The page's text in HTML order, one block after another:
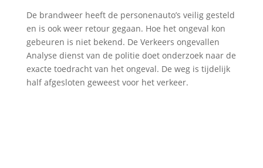
De brandweer heeft de personenauto’s veilig gesteld
en is ook weer retour gegaan. Hoe het ongeval kon
gebeuren is niet bekend. De Verkeers ongevallen
Analyse dienst van de politie doet onderzoek naar de
exacte toedracht van het ongeval. De weg is tijdelijk
half afgesloten geweest voor het verkeer.